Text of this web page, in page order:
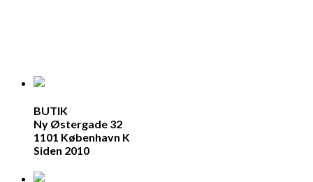
BUTIK
Ny Østergade 32
1101 København K
Siden 2010